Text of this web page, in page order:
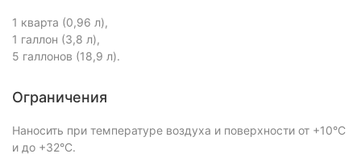
1 кварта (0,96 л),
1 галлон (3,8 л),
5 галлонов (18,9 л).
Ограничения
Наносить при температуре воздуха и поверхности от +10°C
и до +32°C.